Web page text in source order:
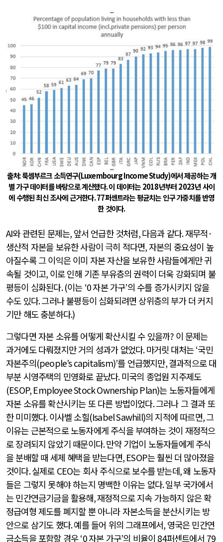
출처:룩셈부르크 소득연구(Luxembourg Income Study)에서 제공하는 개
별 가구 데이터를 바탕으로 계산했다.이 데이터는2018년부터2023년 사이
에 수행된 최신 조사에 근거한다. 77퍼센트라는 평균치는 인구 가중치를 반영
한 것이다.
AI와 관련된 문제는, 앞서 언급한 것처럼,다음과 같다.재무적 ·
생산적 자본을 보유한 사람이 극히 적다면,자본의 중요성이 높
아질수록 그 이익은 이미 자본 자산을 보유한 사람들에게만 귀
속될 것이고, 이로 인해 기존 부유층의 권력이 더욱 강화되며 불
평등이 심화된다. (이는 ‘0자본 가구’의 수를 증가시키지 않을
수도 있다.그러나 불평등이 심화되려면 상위층의 부가 더 커지
기만 해도 충분하다.)
그렇다면 자본 소유를 어떻게 확산시킬 수 있을까? 이 문제는
과거에도 다뤄졌지만 거의 성과가 없었다.마거릿 대처는‘국민
자본주의(people’s capitalism)’를 언급했지만,결과적으로 대
부분 시영주택의 민영화로 끝났다.미국의 종업원 지주제도
(ESOP, Employee Stock Ownership Plan)는 노동자들에게
자본 소유를 확산시키는 또 다른 방법이었다.그러나 그 결과 또
한 미미했다.이사벨 소힐(Isabel Sawhill)의 지적에 따르면,그
이유는 근본적으로 노동자에게 주식을 부여하는 것이 재정적으
로 장려되지 않았기 때문이다.만약 기업이 노동자들에게 주식
을 분배할 때 세제 혜택을 받는다면, ESOP는 훨씬 더 많아졌을
것이다.실제로 CEO는 회사 주식으로 보수를 받는데,왜 노동자
들은 그렇지 못해야 하는지 명백한 이유는 없다.일부 국가에서
는 민간연금기금을 활용해,재정적으로 지속 가능하지 않은 확
정급여형 제도를 폐지할 뿐 아니라 자본소득을 분산시키는 방
안으로 삼기도 했다.예를 들어 위의 그래프에서, 영국은 민간연
금소득을 포함할 경우‘0자본 가구’의 비율이 84퍼센트에서 79